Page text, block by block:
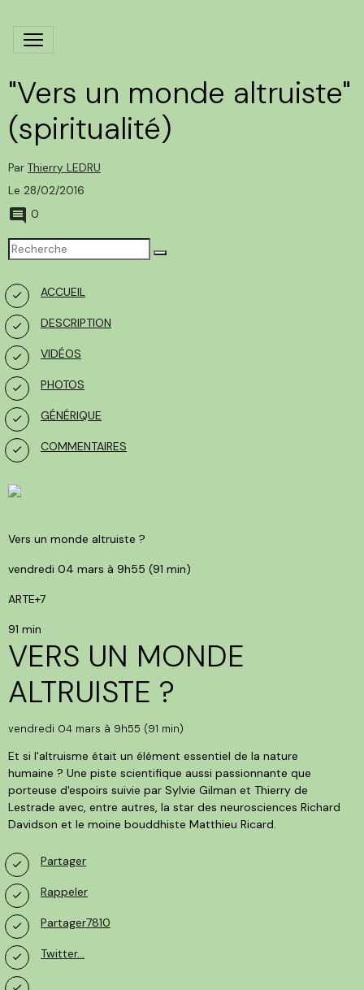
"Vers un monde altruiste"
(spiritualité)
Par Thierry LEDRU
Le 28/02/2016
0
ACCUEIL
DESCRIPTION
VIDÉOS
PHOTOS
GÉNÉRIQUE
COMMENTAIRES
Vers un monde altruiste ?
vendredi 04 mars à 9h55 (91 min)
ARTE+7
91 min
VERS UN MONDE
ALTRUISTE ?
vendredi 04 mars à 9h55 (91 min)
Et si l'altruisme était un élément essentiel de la nature
humaine ? Une piste scientifique aussi passionnante que
porteuse d'espoirs suivie par Sylvie Gilman et Thierry de
Lestrade avec, entre autres, la star des neurosciences Richard
Davidson et le moine bouddhiste Matthieu Ricard.
Partager
Rappeler
Partager7810
Twitter…